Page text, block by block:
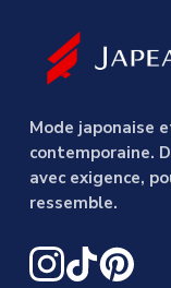
Mode japonaise
contemporaine.
avec exigence,
ressemble.